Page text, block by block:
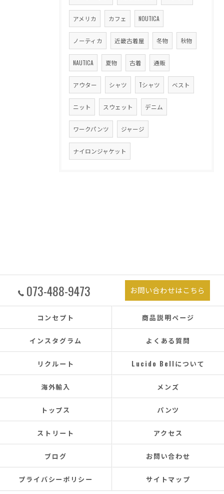
アメリカ カフェ NOUTICA
ノーティカ 近畿古着屋 冬物 秋物
NAUTICA 夏物 古着 通販
アウター シャツ Tシャツ ベスト
ニット スウェット デニム
ワークパンツ ジャージ
ナイロンジャケット
073-488-9473 お問い合わせはこちら
コンセプト 商品説明ページ
インスタグラム よくある質問
リクルート Lucido Bellについて
海外輸入 メンズ
トップス パンツ
ストリート アクセス
ブログ お問い合わせ
プライバシーポリシー サイトマップ